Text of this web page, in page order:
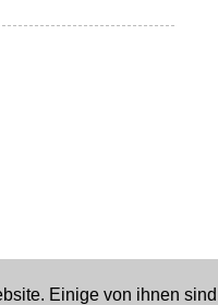
Einige von ihnen sind